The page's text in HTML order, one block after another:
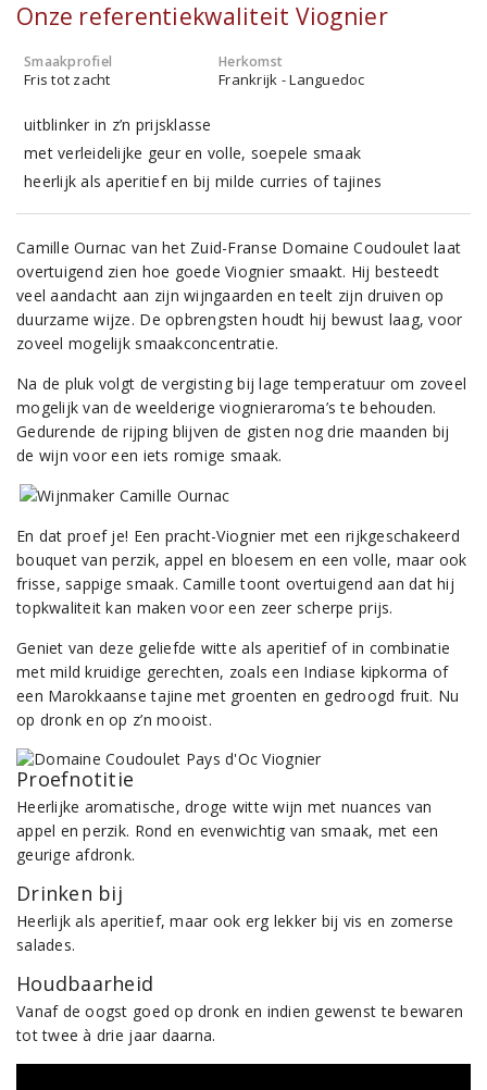
Onze referentiekwaliteit Viognier
Smaakprofiel
Fris tot zacht
Herkomst
Frankrijk - Languedoc
uitblinker in z’n prijsklasse
met verleidelijke geur en volle, soepele smaak
heerlijk als aperitief en bij milde curries of tajines
Camille Ournac van het Zuid-Franse Domaine Coudoulet laat
overtuigend zien hoe goede Viognier smaakt. Hij besteedt
veel aandacht aan zijn wijngaarden en teelt zijn druiven op
duurzame wijze. De opbrengsten houdt hij bewust laag, voor
zoveel mogelijk smaakconcentratie.
Na de pluk volgt de vergisting bij lage temperatuur om zoveel
mogelijk van de weelderige viognieraroma’s te behouden.
Gedurende de rijping blijven de gisten nog drie maanden bij
de wijn voor een iets romige smaak.
En dat proef je! Een pracht-Viognier met een rijkgeschakeerd
bouquet van perzik, appel en bloesem en een volle, maar ook
frisse, sappige smaak.Camille toont overtuigend aan dat hij
topkwaliteit kan maken voor een zeer scherpe prijs.
Geniet van deze geliefde witte als aperitief of in combinatie
met mild kruidige gerechten, zoals een Indiase kipkorma of
een Marokkaanse tajine met groenten en gedroogd fruit. Nu
op dronk en op z’n mooist.
Proefnotitie
Heerlijke aromatische, droge witte wijn met nuances van
appel en perzik. Rond en evenwichtig van smaak, met een
geurige afdronk.
Drinken bij
Heerlijk als aperitief, maar ook erg lekker bij vis en zomerse
salades.
Houdbaarheid
Vanaf de oogst goed op dronk en indien gewenst te bewaren
tot twee à drie jaar daarna.